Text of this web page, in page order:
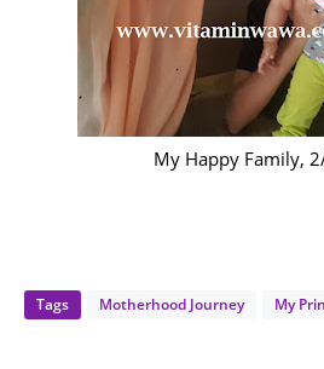
My Happy Family,
Tags Motherhood Journey My